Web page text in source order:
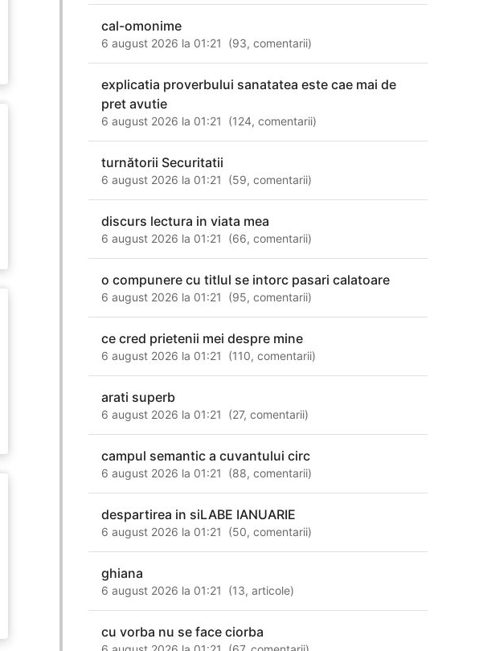
cal-omonime
6 august 2026 la 01:21 (93,comentarii)
explicatia proverbului sanatatea este cae mai de
pret avutie
6 august 2026 la 01:21 (124,comentarii)
turnătorii Securitatii
6 august 2026 la 01:21 (59,comentarii)
discurs lectura in viata mea
6 august 2026 la 01:21 (66,comentarii)
o compunere cu titlul se intorc pasari calatoare
6 august 2026 la 01:21 (95,comentarii)
ce cred prietenii mei despre mine
6 august 2026 la 01:21 (110,comentarii)
arati superb
6 august 2026 la 01:21 (27,comentarii)
campul semantic a cuvantului circ
6 august 2026 la 01:21 (88,comentarii)
despartirea in siLABE IANUARIE
6 august 2026 la 01:21 (50,comentarii)
ghiana
6 august 2026 la 01:21 (13,articole)
cu vorba nu se face ciorba